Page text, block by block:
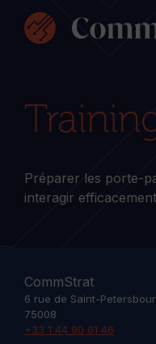
contenu
Préparer les porte-
interagir
CommStrat
6 rue de Saint-
75008
+33 1 44 90 01 46